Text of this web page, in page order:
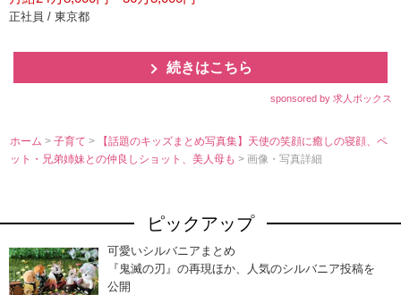
正社員 / 東京都
続きはこちら
sponsored by 求人ボックス
ホーム >子育て>
【話題のキッズまとめ写真集】天使の笑顔に癒しの寝顔、ペ
ット・兄弟姉妹との仲良しショット、美人母も> 画像・写真詳細
ピックアップ
可愛いシルバニアまとめ
『鬼滅の刃』の再現ほか、人気のシルバニア投稿を
公開